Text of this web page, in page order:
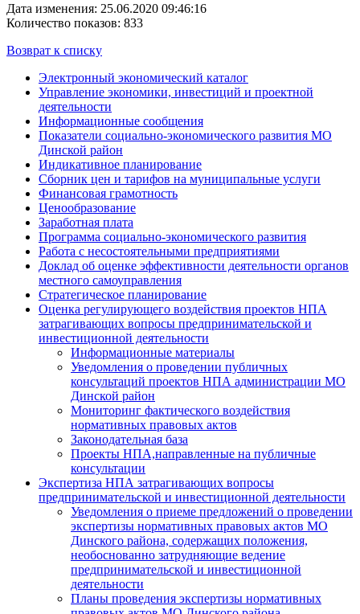
Дата изменения: 25.06.2020 09:46:16
Количество показов: 833
Возврат к списку
Электронный экономический каталог
Управление экономики, инвестиций и проектной
деятельности
Информационные сообщения
Показатели социально-экономического развития МО
Динской район
Индикативное планирование
Сборник цен и тарифов на муниципальные услуги
Финансовая грамотность
Ценообразование
Заработная плата
Программа социально-экономического развития
Работа с несостоятельными предприятиями
Доклад об оценке эффективности деятельности органов
местного самоуправления
Стратегическое планирование
Оценка регулирующего воздействия проектов НПА
затрагивающих вопросы предпринимательской и
инвестиционной деятельности
Информационные материалы
Уведомления о проведении публичных
консультаций проектов НПА администрации МО
Динской район
Мониторинг фактического воздействия
нормативных правовых актов
Законодательная база
Проекты НПА,направленные на публичные
консультации
Экспертиза НПА затрагивающих вопросы
предпринимательской и инвестиционной деятельности
Уведомления о приеме предложений о проведении
экспертизы нормативных правовых актов МО
Динского района, содержащих положения,
необоснованно затрудняющие ведение
предпринимательской и инвестиционной
деятельности
Планы проведения экспертизы нормативных